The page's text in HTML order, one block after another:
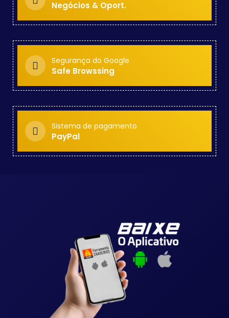
Negócios & Oport.
Segurança do Google
Safe Browssing
Sistema de pagamento
PayPal